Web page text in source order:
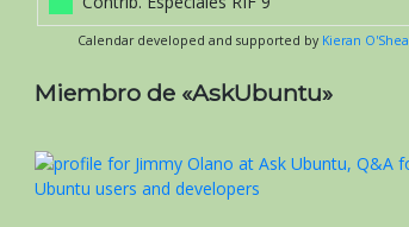
Calendar developed and supported by Kieran O'Shea
Miembro de «AskUbuntu»